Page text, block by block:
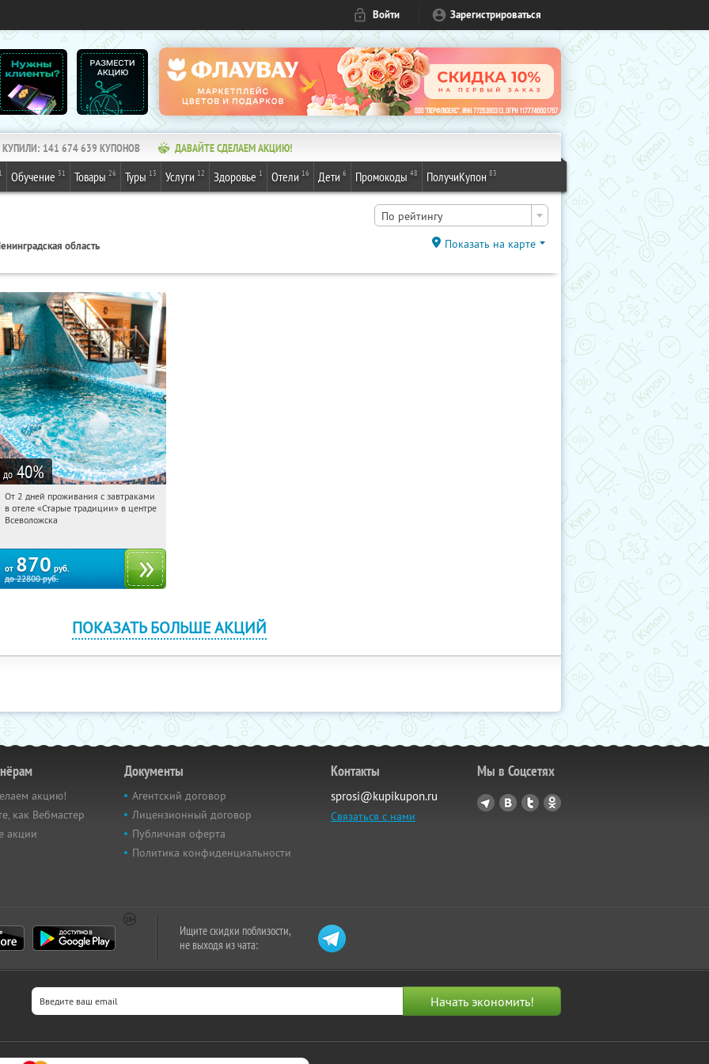
Войти Зарегистрироваться
КУПИЛИ: 141 674 639 КУПОНОВ ДАВАЙТЕ СДЕЛАЕМ АКЦИЮ!
1 Обучение 31 Товары 26 Туры 13 Услуги 12 Здоровье 1 Отели 16 Дети 6 Промокоды 48 ПолучиКупон 83
По рейтингу
область Показать на карте
до 40%
06:47:00 Купили:123
Ленинградская обл., г. Всеволожск, ул.
От 2 дней проживания с завтраками
в отеле «Старые традиции» в центре
Всеволожска
от 870 руб.
до22800руб.
ПОКАЗАТЬ БОЛЬШЕ АКЦИЙ
акцию!
как Вебмастер
акции
Документы
Агентский договор
Лицензионный договор
Публичная оферта
Политика конфиденциальности
Контакты
sprosi@kupikupon.ru
Связаться с нами
Мы в Соцсетях
Ищите скидки поблизости,
не выходя из чата: